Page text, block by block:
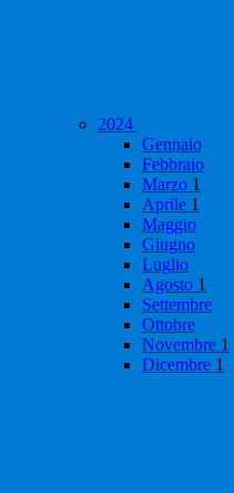
2024
Gennaio
Febbraio
Marzo 1
Aprile 1
Maggio
Giugno
Luglio
Agosto 1
Settembre
Ottobre
Novembre 1
Dicembre 1